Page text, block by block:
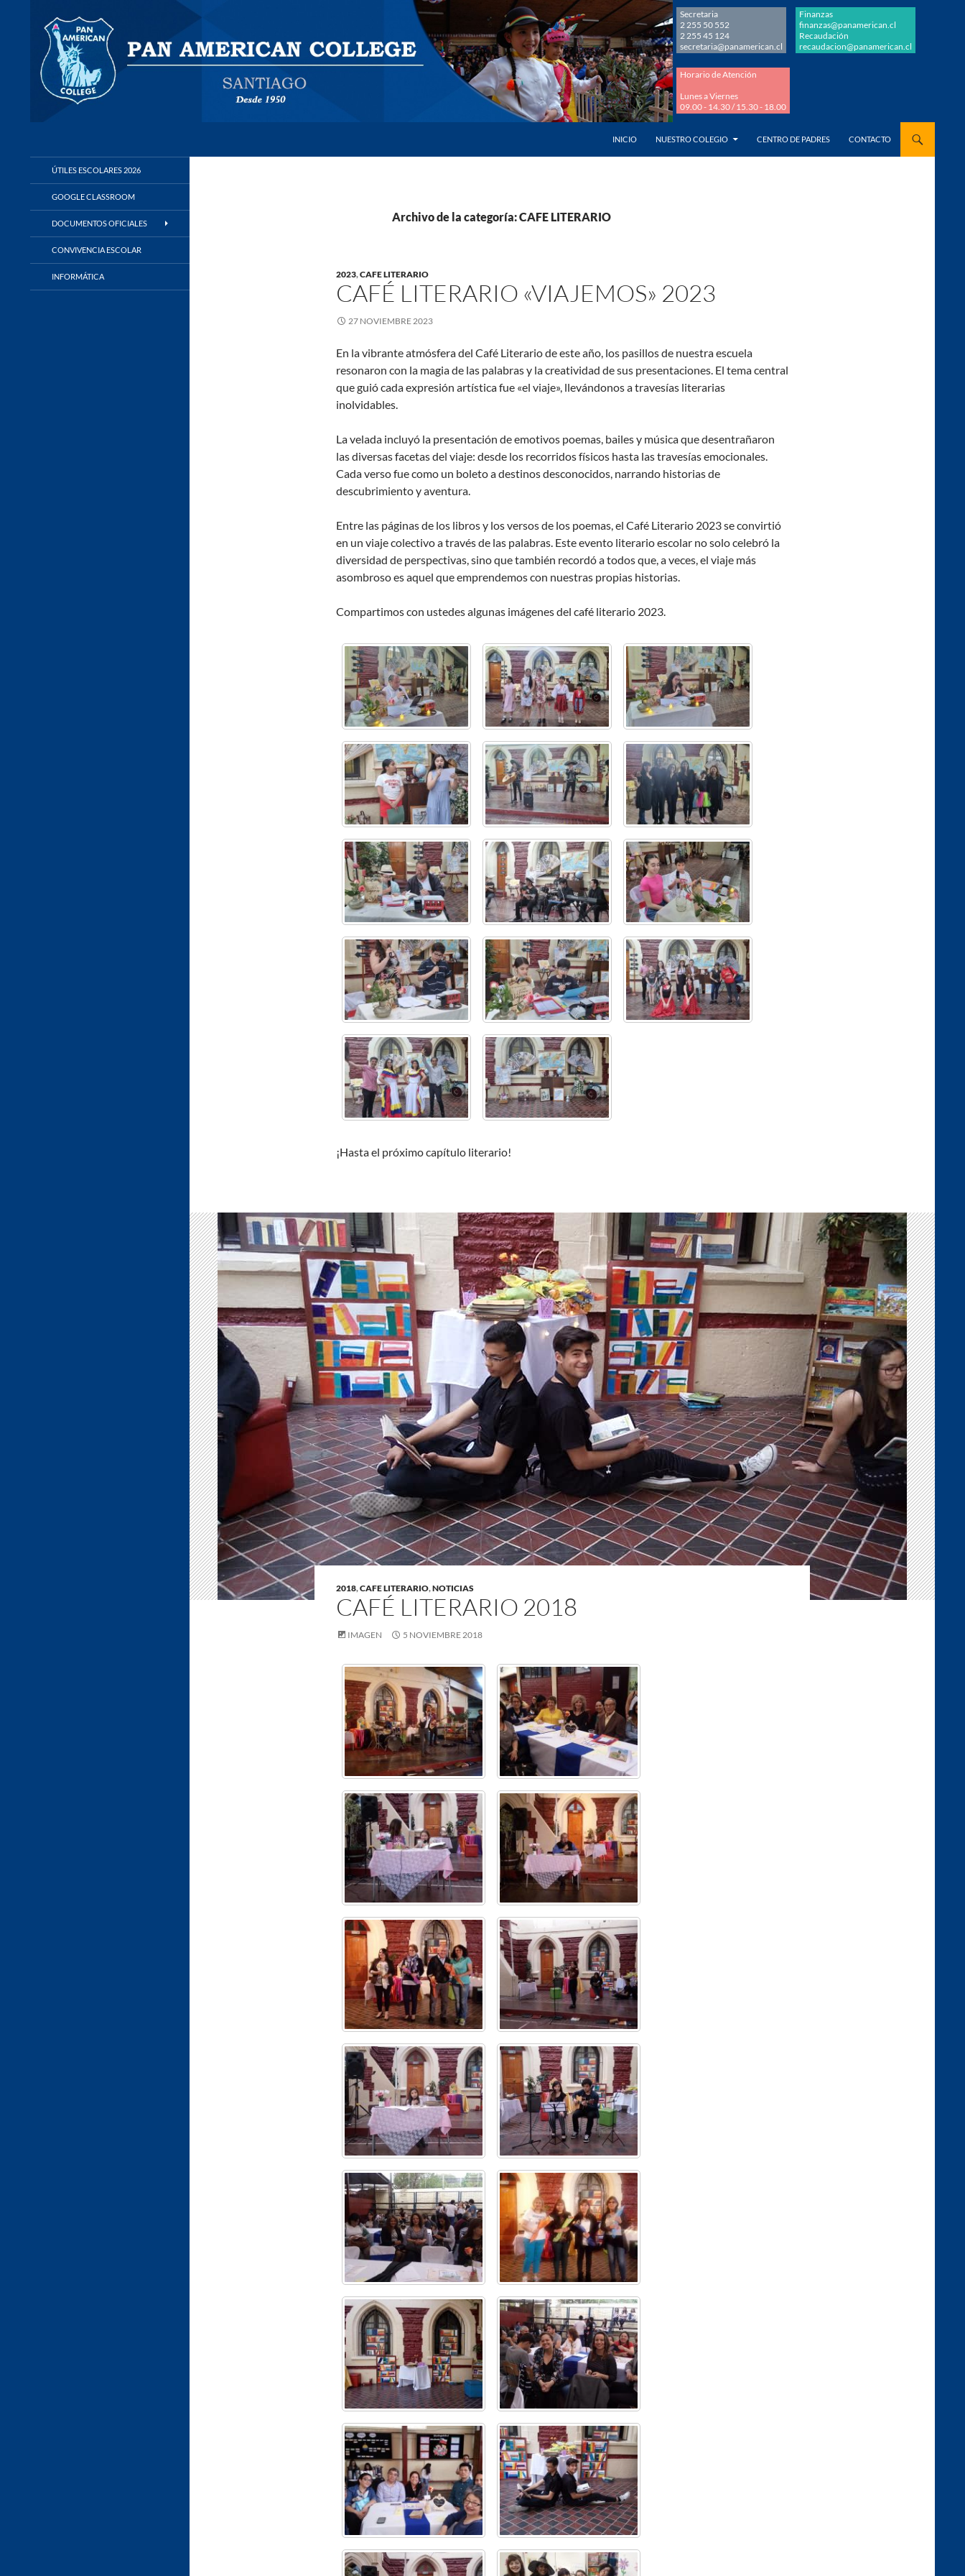
Secretaria
2 255 50 552
2 255 45 124
secretaria@panamerican.cl
Finanzas
finanzas@panamerican.cl
Recaudación
recaudacion@panamerican.cl
Horario de Atención
Lunes a Viernes
09.00 - 14.30 / 15.30 - 18.00
INICIO
NUESTRO COLEGIO CENTRO DE PADRES CONTACTO
Archivo de la categoría: CAFE LITERARIO
2023,CAFE LITERARIO
CAFÉ LITERARIO «VIAJEMOS» 2023
27 NOVIEMBRE 2023
En la vibrante atmósfera del Café Literario de este año, los pasillos de nuestra escuela
resonaron con la magia de las palabras y la creatividad de sus presentaciones. El tema central
que guió cada expresión artística fue «el viaje», llevándonos a travesías literarias
inolvidables.
La velada incluyó la presentación de emotivos poemas, bailes y música que desentrañaron
las diversas facetas del viaje: desde los recorridos físicos hasta las travesías emocionales.
Cada verso fue como un boleto a destinos desconocidos, narrando historias de
descubrimiento y aventura.
Entre las páginas de los libros y los versos de los poemas, el Café Literario 2023 se convirtió
en un viaje colectivo a través de las palabras. Este evento literario escolar no solo celebró la
diversidad de perspectivas, sino que también recordó a todos que, a veces, el viaje más
asombroso es aquel que emprendemos con nuestras propias historias.
Compartimos con ustedes algunas imágenes del café literario 2023.
¡Hasta el próximo capítulo literario!
2018,CAFE LITERARIO,NOTICIAS
CAFÉ LITERARIO 2018
IMAGEN 5 NOVIEMBRE 2018
ÚTILES ESCOLARES 2026
GOOGLE CLASSROOM
DOCUMENTOS OFICIALES
CONVIVENCIA ESCOLAR
INFORMÁTICA